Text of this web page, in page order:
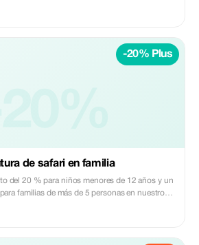
-20% Plus
de safari en familia
del 20 % para niños menores de 12 años y un
familias de más de 5 personas en nuestro